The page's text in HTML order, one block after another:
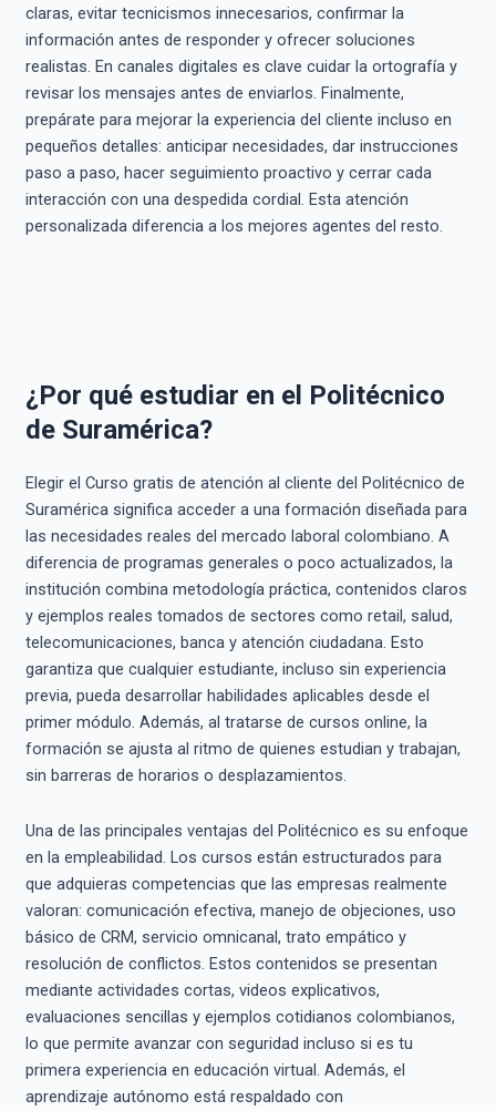
claras, evitar tecnicismos innecesarios, confirmar la
información antes de responder y ofrecer soluciones
realistas. En canales digitales es clave cuidar la ortografía y
revisar los mensajes antes de enviarlos. Finalmente,
prepárate para mejorar la experiencia del cliente incluso en
pequeños detalles: anticipar necesidades, dar instrucciones
paso a paso, hacer seguimiento proactivo y cerrar cada
interacción con una despedida cordial. Esta atención
personalizada diferencia a los mejores agentes del resto.
¿Por qué estudiar en el Politécnico
de Suramérica?
Elegir el Curso gratis de atención al cliente del Politécnico de
Suramérica significa acceder a una formación diseñada para
las necesidades reales del mercado laboral colombiano. A
diferencia de programas generales o poco actualizados, la
institución combina metodología práctica, contenidos claros
y ejemplos reales tomados de sectores como retail, salud,
telecomunicaciones, banca y atención ciudadana. Esto
garantiza que cualquier estudiante, incluso sin experiencia
previa, pueda desarrollar habilidades aplicables desde el
primer módulo. Además, al tratarse de cursos online, la
formación se ajusta al ritmo de quienes estudian y trabajan,
sin barreras de horarios o desplazamientos.
Una de las principales ventajas del Politécnico es su enfoque
en la empleabilidad. Los cursos están estructurados para
que adquieras competencias que las empresas realmente
valoran: comunicación efectiva, manejo de objeciones, uso
básico de CRM, servicio omnicanal, trato empático y
resolución de conflictos. Estos contenidos se presentan
mediante actividades cortas, videos explicativos,
evaluaciones sencillas y ejemplos cotidianos colombianos,
lo que permite avanzar con seguridad incluso si es tu
primera experiencia en educación virtual. Además, el
aprendizaje autónomo está respaldado con